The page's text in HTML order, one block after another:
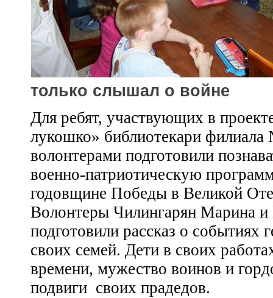
только слышал о войне
Для ребят, участвующих в
лукошко» библиотекари
волонтерами подготовили
военно-патриотическую
годовщине Победы в Великой
Волонтеры Чилингарян Марина и
подготовили рассказ о событиях
своих семей. Дети в своих
времени, мужество воинов и
подвиги своих прадедов.